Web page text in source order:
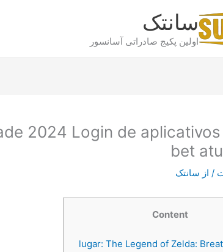
سانتک
اولین پکیج صادراتی آسانسور
2024 Login de
bet
/ از سانتک
Content
lugar: The Legend of Zelda: